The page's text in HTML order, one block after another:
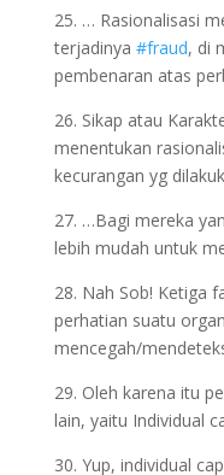
25. … Rasionalisasi
terjadinya #fraud, di
pembenaran atas
26. Sikap atau
menentukan
kecurangan yg
27. …Bagi mereka
lebih mudah untuk
28. Nah Sob! Ketiga
perhatian suatu
mencegah/
29. Oleh karena itu
lain, yaitu Individual
30. Yup, individual